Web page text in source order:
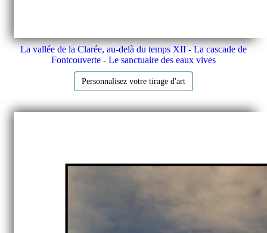
La vallée de la Clarée, au-delà du temps XII - La cascade de
Fontcouverte - Le sanctuaire des eaux vives
Personnalisez votre tirage d'art